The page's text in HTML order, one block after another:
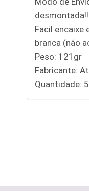
Facil encaixe
branca (não
Peso: 121gr
Fabricante:
Quantidade: